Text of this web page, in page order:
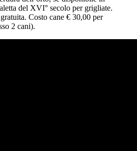
del XVI° secolo per grigliate.
Costo cane € 30,00 per
2 cani).